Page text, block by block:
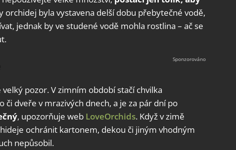
orchidej byla vystavena delší dobu přebytečné vodě,
jednak by ve studené vodě mohla rostlina – ač se
pozor. V zimním období stačí chvilka
dveře v mrazivých dnech, a je za pár dní po
, upozorňuje web LoveOrchids. Když v zimě
ochránit kartonem, dekou či jiným vhodným
nepůsobil.